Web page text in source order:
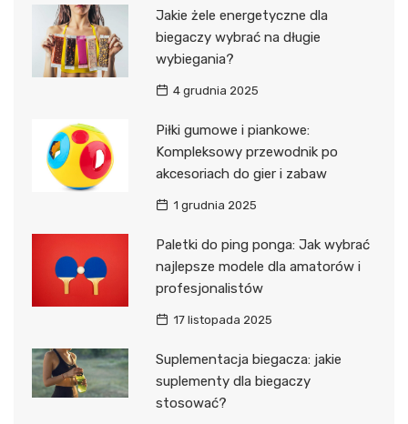
Jakie żele energetyczne dla
biegaczy wybrać na długie
wybiegania?
4 grudnia 2025
Piłki gumowe i piankowe:
Kompleksowy przewodnik po
akcesoriach do gier i zabaw
1 grudnia 2025
Paletki do ping ponga: Jak wybrać
najlepsze modele dla amatorów i
profesjonalistów
17 listopada 2025
Suplementacja biegacza: jakie
suplementy dla biegaczy
stosować?